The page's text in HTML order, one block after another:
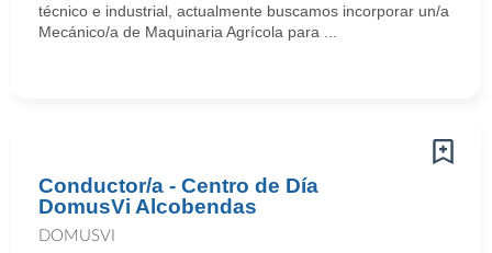
técnico e industrial, actualmente buscamos incorporar un/a
Mecánico/a de Maquinaria Agrícola para ...
Conductor/a - Centro de Día
DomusVi Alcobendas
DOMUSVI